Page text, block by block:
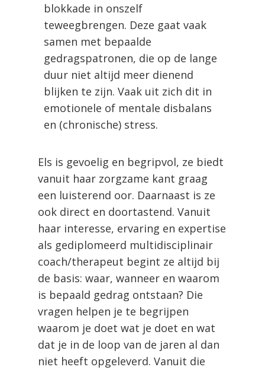
blokkade in onszelf
teweegbrengen. Deze gaat vaak
samen met bepaalde
gedragspatronen, die op de lange
duur niet altijd meer dienend
blijken te zijn. Vaak uit zich dit in
emotionele of mentale disbalans
en (chronische) stress.
Els is gevoelig en begripvol, ze biedt
vanuit haar zorgzame kant graag
een luisterend oor. Daarnaast is ze
ook direct en doortastend. Vanuit
haar interesse, ervaring en expertise
als gediplomeerd multidisciplinair
coach/therapeut begint ze altijd bij
de basis: waar, wanneer en waarom
is bepaald gedrag ontstaan? Die
vragen helpen je te begrijpen
waarom je doet wat je doet en wat
dat je in de loop van de jaren al dan
niet heeft opgeleverd. Vanuit die